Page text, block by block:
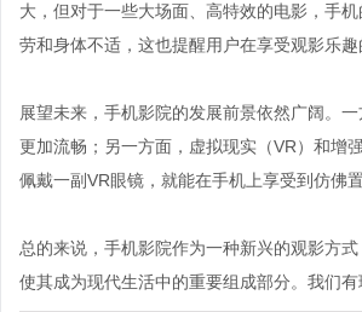
大，但对于一些大场面、高特效的电影，手
劳和身体不适，这也提醒用户在享受观影乐
展望未来，手机影院的发展前景依然广阔。
更加流畅；另一方面，虚拟现实（VR）和增
佩戴一副VR眼镜，就能在手机上享受到仿佛
总的来说，手机影院作为一种新兴的观影方
使其成为现代生活中的重要组成部分。我们